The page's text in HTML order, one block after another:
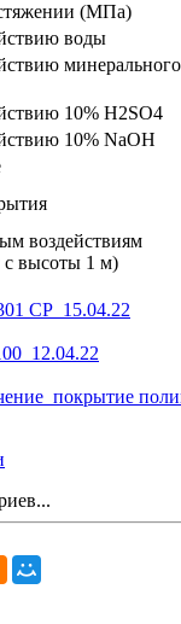
(МПа)
воды
минерального
10% H2SO4
10% NaOH
воздействиям
с высоты 1 м)
CP_15.04.22